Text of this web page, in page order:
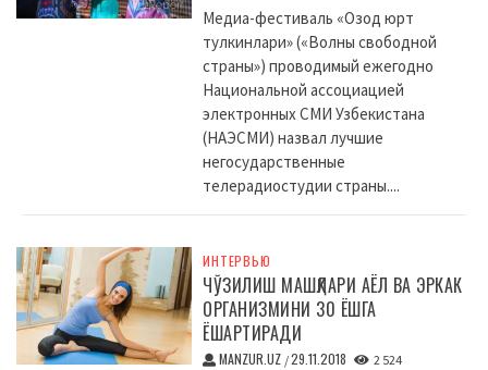
Медиа-фестиваль «Озод юрт
тулкинлари» («Волны свободной
страны») проводимый ежегодно
Национальной ассоциацией
электронных СМИ Узбекистана
(НАЭСМИ) назвал лучшие
негосударственные
телерадиостудии страны....
ИНТЕРВЬЮ
ЧЎЗИЛИШ МАШҚЛАРИ АЁЛ ВА ЭРКАК
ОРГАНИЗМИНИ 30 ЁШГА
ЁШАРТИРАДИ
MANZUR.UZ /29.11.2018 2 524